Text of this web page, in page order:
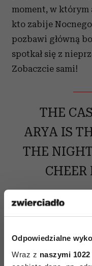
Odpowiedzialne
Wraz z naszymi
moment, w którym
kto zabije
pozbawi główną
spotkał się z
Zobaczcie sami!
THE
ARYA IS
THE
CHEER